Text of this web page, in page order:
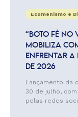
Ecumenismo e
“BOTO FÉ NO
MOBILIZA
ENFRENTAR
DE 2026
Lançamento da
30 de julho,
pelas redes